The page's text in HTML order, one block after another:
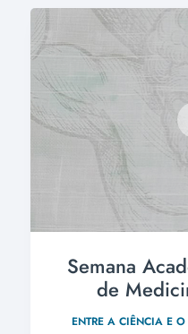
Semana
de
ENTRE A CIÊNCIA E